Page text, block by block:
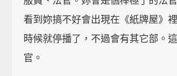
看到妳搞不好會出現在《紙牌屋》
時候就停播了，不過會有其它部。
官。